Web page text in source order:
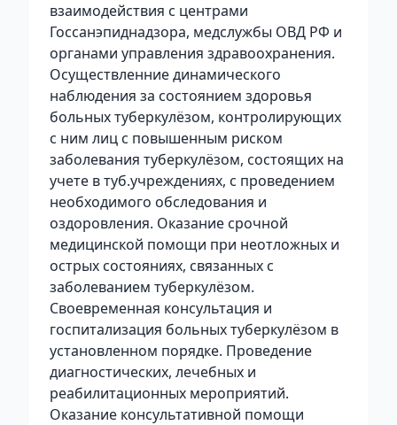
взаимодействия с центрами
Госсанэпиднадзора, медслужбы ОВД РФ и
органами управления здравоохранения.
Осуществленние динамического
наблюдения за состоянием здоровья
больных туберкулёзом, контролирующих
с ним лиц с повышенным риском
заболевания туберкулёзом, состоящих на
учете в туб.учреждениях, с проведением
необходимого обследования и
оздоровления. Оказание срочной
медицинской помощи при неотложных и
острых состояниях, связанных с
заболеванием туберкулёзом.
Своевременная консультация и
госпитализация больных туберкулёзом в
установленном порядке. Проведение
диагностических, лечебных и
реабилитационных мероприятий.
Оказание консультативной помощи